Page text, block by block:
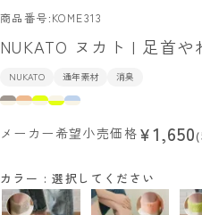
商品番号 KOME313
NUKATO ヌカト | 足首や
NUKATO 通年素材 消臭
メーカー希望小売価格 ¥1,650
カラー 選択してください